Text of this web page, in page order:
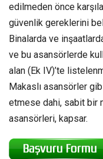
edilmeden önce
güvenlik gereklerini
Binalarda ve
ve bu asansörlerde
alan (Ek IV)’te
Makaslı asansörler
etmese dahi, sabit bir
asansörleri, kapsar.